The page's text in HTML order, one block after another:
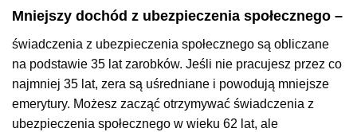
Mniejszy dochód z ubezpieczenia społecznego –
świadczenia z ubezpieczenia społecznego są obliczane
na podstawie 35 lat zarobków. Jeśli nie pracujesz przez co
najmniej 35 lat, zera są uśredniane i powodują mniejsze
emerytury. Możesz zacząć otrzymywać świadczenia z
ubezpieczenia społecznego w wieku 62 lat, ale